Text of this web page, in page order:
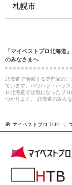
札幌市
「マイベストプロ北海道
のみなさまへ
北海道で活躍する専門家の
ています。パワハラ・ハラ
ロ北海道では気になったプ
つかります。 北海道のみん
マイベストプロ TOP